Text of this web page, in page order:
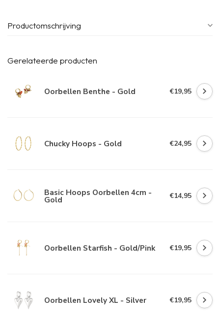
Productomschrijving
Gerelateerde producten
Oorbellen Benthe - Gold €19,95
Chucky Hoops - Gold €24,95
Basic Hoops Oorbellen 4cm -
Gold €14,95
Oorbellen Starfish - Gold/Pink €19,95
Oorbellen Lovely XL - Silver €19,95